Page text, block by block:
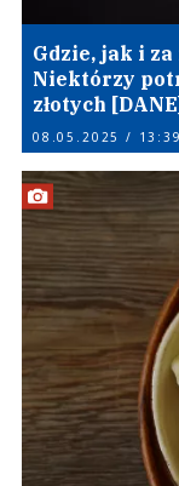
Gdzie, jak i
Niektórzy
złotych [DANE]
08.05.2025 / 13:39